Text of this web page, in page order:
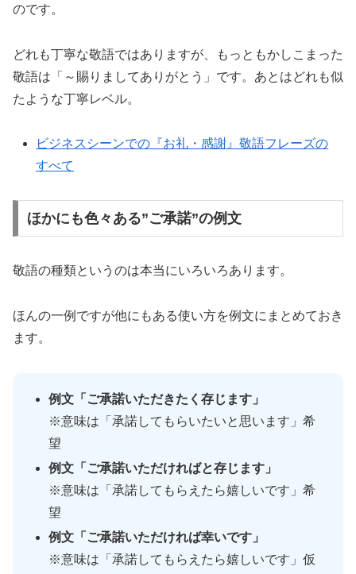
のです。
どれも丁寧な敬語ではありますが、もっともかしこまった
敬語は「～賜りましてありがとう」です。あとはどれも似
たような丁寧レベル。
ビジネスシーンでの『お礼・感謝』敬語フレーズの
すべて
ほかにも色々ある”ご承諾”の例文
敬語の種類というのは本当にいろいろあります。
ほんの一例ですが他にもある使い方を例文にまとめておき
ます。
例文「ご承諾いただきたく存じます」
※意味は「承諾してもらいたいと思います」希
望
例文「ご承諾いただければと存じます」
※意味は「承諾してもらえたら嬉しいです」希
望
例文「ご承諾いただければ幸いです」
※意味は「承諾してもらえたら嬉しいです」仮